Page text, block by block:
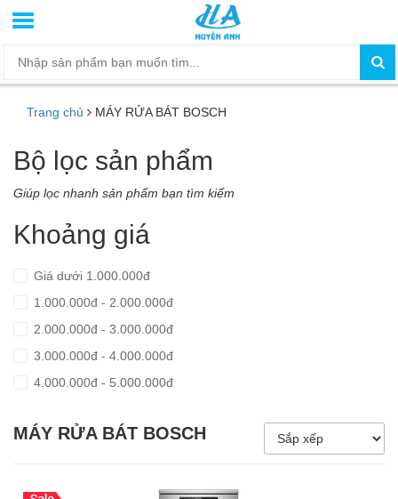
Trang chủ MÁY RỬA BÁT BOSCH
Bộ lọc sản phẩm
Giúp lọc nhanh sản phẩm bạn tìm kiếm
Khoảng giá
Giá dưới 1.000.000đ
1.000.000đ - 2.000.000đ
2.000.000đ - 3.000.000đ
3.000.000đ - 4.000.000đ
4.000.000đ - 5.000.000đ
Giá trên 8.000.000đ
MÁY RỬA BÁT BOSCH